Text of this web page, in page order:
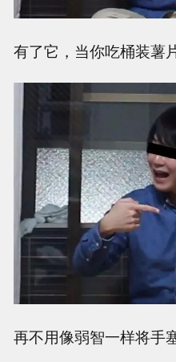
有了它，当你吃桶装薯
再不用像弱智一样将手